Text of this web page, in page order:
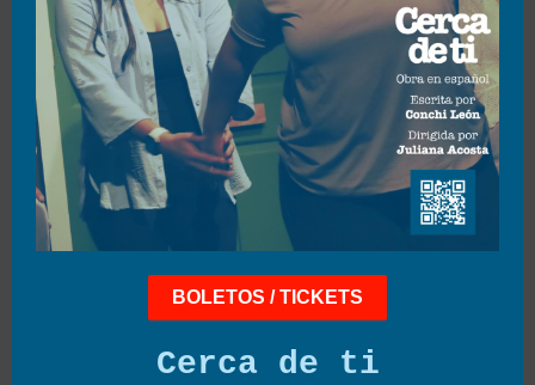
BOLETOS / TICKETS
Cerca de ti